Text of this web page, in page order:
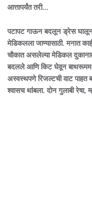
आत्तापर्यंत तरी...
पटापट गाऊन बदलून ड्रेस
मेडिकलला जाण्यासाठी. मनात
चौकात असलेल्या मेडिकल
बदलले आणि किट घेवून
अस्वस्थपणे रिजल्टची वाट पाहत
श्वासच थांबला. दोन गुलाबी रेषा,